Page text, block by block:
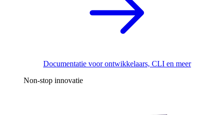
Documentatie voor ontwikkelaars, CLI en meer
Non-stop innovatie